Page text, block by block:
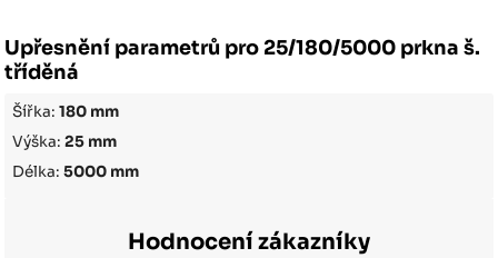
Upřesnění parametrů pro 25/180/5000 prkna š.
tříděná
Šířka:180 mm
Výška:25 mm
Délka:5000 mm
Hodnocení zákazníky